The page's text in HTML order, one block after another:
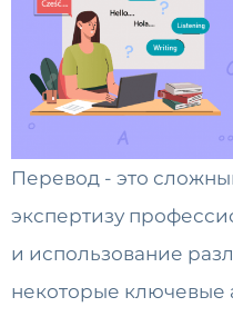
Перевод - это
экспертизу
и использование
некоторые ключевые